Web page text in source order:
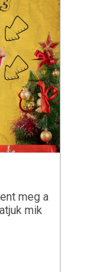
meg a
mik